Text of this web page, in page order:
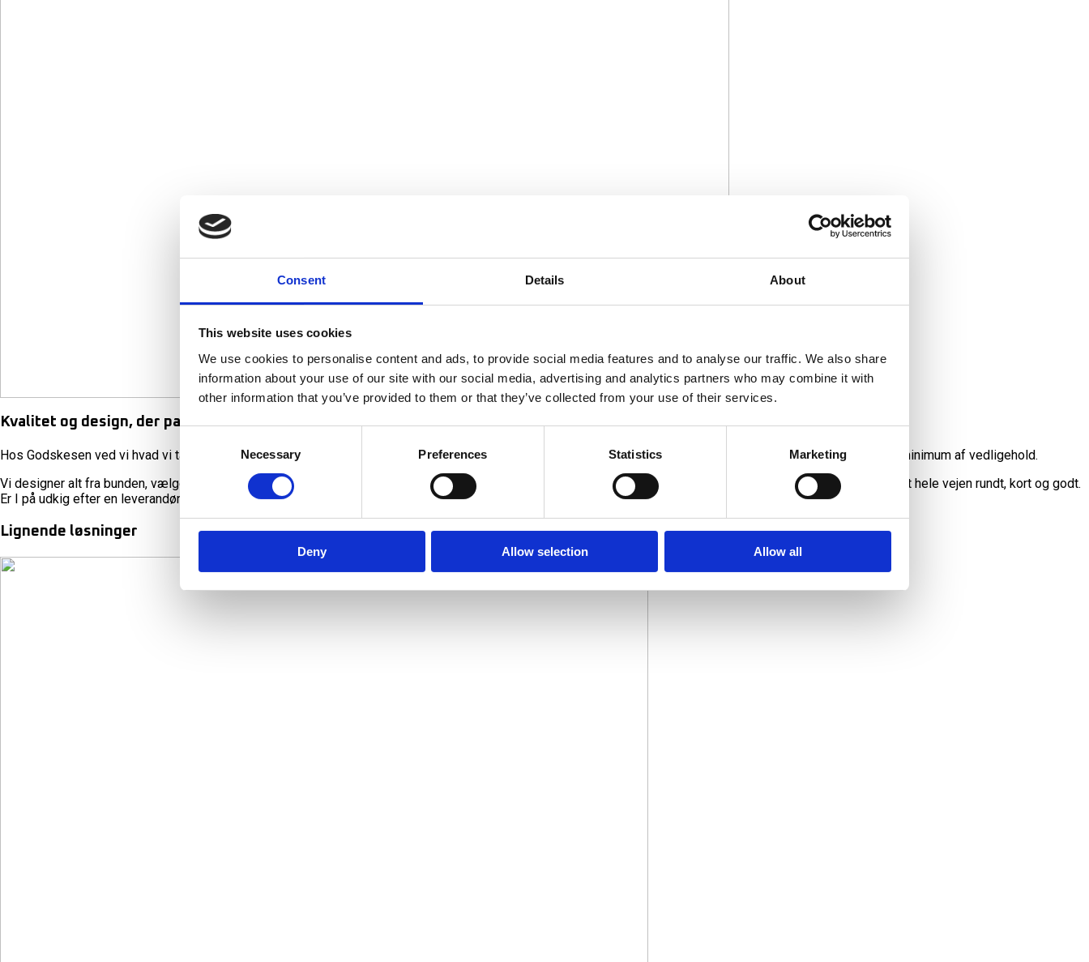
Consent Details About
This website uses cookies
We use cookies to personalise content and ads, to provide social media features and to analyse our traffic. We also share
information about your use of our site with our social media, advertising and analytics partners who may combine it with
other information that you’ve provided to them or that they’ve collected from your use of their services.
Selection
Necessary Preferences Statistics Marketing
Deny Allow selection Allow all
Kvalitet og design, der passer til jer
Hos Godskesen ved vi hvad vi taler om. Vi har efterhånden mere end 25 års erfaring og flere tusinde forskellige projekter bag os. Individuelle løsninger, med et minimum af vedligehold.
Vi designer alt fra bunden, vælger kun de bedste certificerede materialer og garanterer at både brugsværdi og salgsværdi holder i flere generationer. Bæredygtigt hele vejen rundt, kort og godt.
Er I på udkig efter en leverandør, der kan fuldende jeres boligdrømme - til aftalt tid og pris? Så ring til os og lad os give et bud på opgaven.
Lignende løsninger